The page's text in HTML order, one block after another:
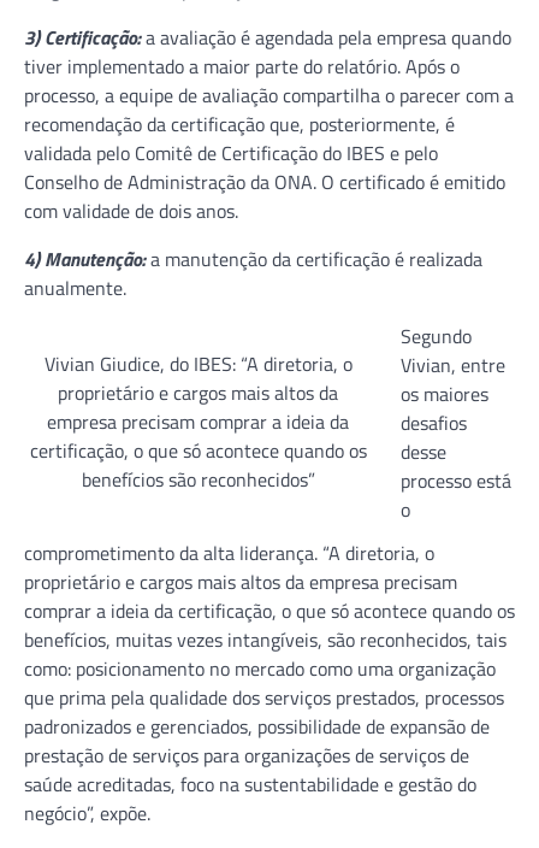
3) Certificação:a avaliação é agendada pela empresa quando
tiver implementado a maior parte do relatório. Após o
processo, a equipe de avaliação compartilha o parecer com a
recomendação da certificação que, posteriormente, é
validada pelo Comitê de Certificação do IBES e pelo
Conselho de Administração da ONA. O certificado é emitido
com validade de dois anos.
4) Manutenção:a manutenção da certificação é realizada
anualmente.
Vivian Giudice, do IBES: “A diretoria, o
proprietário e cargos mais altos da
empresa precisam comprar a ideia da
certificação, o que só acontece quando os
benefícios são reconhecidos”
Segundo
Vivian, entre
os maiores
desafios
desse
processo está
o
comprometimento da alta liderança. “A diretoria, o
proprietário e cargos mais altos da empresa precisam
comprar a ideia da certificação, o que só acontece quando os
benefícios, muitas vezes intangíveis, são reconhecidos, tais
como: posicionamento no mercado como uma organização
que prima pela qualidade dos serviços prestados, processos
padronizados e gerenciados, possibilidade de expansão de
prestação de serviços para organizações de serviços de
saúde acreditadas, foco na sustentabilidade e gestão do
negócio”, expõe.